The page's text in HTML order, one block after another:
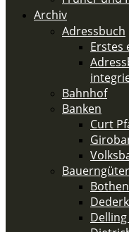
Archiv
Adressbuch
Erstes
Bahnhof
Banken
Curt
Bauerngüter
Bothen